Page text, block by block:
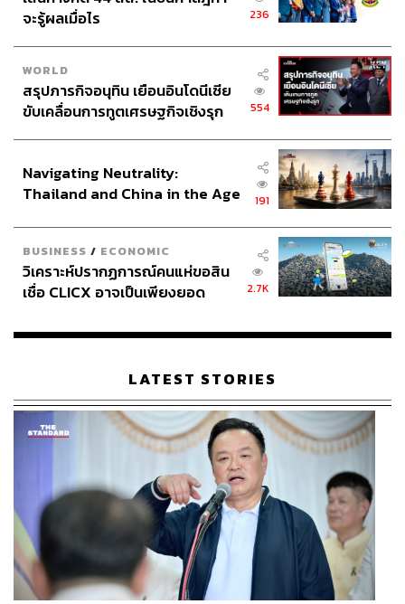
ดร.อุดมศักดิ์ รักวงษ์วาน
ผู้ร่วมก่อตั้งและที่ปรึกษาของ Forward -
Decentralized Derivatives Exchange และ
Forward Labs - Blockchain Technology
มหาวิทยาลัยเกษตรศาสตร์
จะรู้ผลเมื่อไร
236
WORLD
สรุปภารกิจอนุทิน เยือนอินโดนีเซีย
ขับเคลื่อนการทูตเศรษฐกิจเชิงรุก
554
Navigating Neutrality:
Thailand and China in the Age
191
BUSINESS / ECONOMIC
วิเคราะห์ปรากฏการณ์คนแห่ขอสิน
เชื่อ CLICX อาจเป็นเพียงยอด
เรือนไทยที่ถูกซุกไว้
2.7K
LATEST STORIES